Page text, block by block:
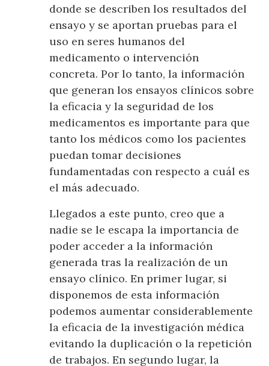
donde se describen los resultados del
ensayo y se aportan pruebas para el
uso en seres humanos del
medicamento o intervención
concreta. Por lo tanto, la información
que generan los ensayos clínicos sobre
la eficacia y la seguridad de los
medicamentos es importante para que
tanto los médicos como los pacientes
puedan tomar decisiones
fundamentadas con respecto a cuál es
el más adecuado.
Llegados a este punto, creo que a
nadie se le escapa la importancia de
poder acceder a la información
generada tras la realización de un
ensayo clínico. En primer lugar, si
disponemos de esta información
podemos aumentar considerablemente
la eficacia de la investigación médica
evitando la duplicación o la repetición
de trabajos. En segundo lugar, la